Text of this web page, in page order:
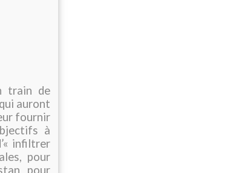
train de
auront
fournir
à
infiltrer
pour
pour